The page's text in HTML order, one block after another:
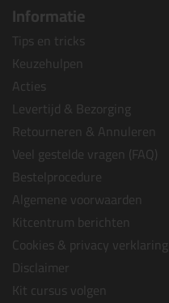
Informatie
Tips en tricks
Keuzehulpen
Acties
Levertijd & Bezorging
Retourneren & Annuleren
Veel gestelde vragen (FAQ)
Bestelprocedure
Algemene voorwaarden
Kitcentrum berichten
Cookies & privacy verklaring
Disclaimer
Kit cursus volgen